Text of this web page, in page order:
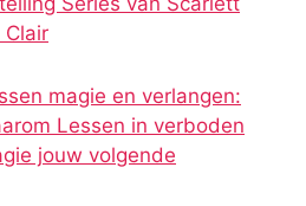
Clair
magie en verlangen:
Lessen in verboden
jouw volgende